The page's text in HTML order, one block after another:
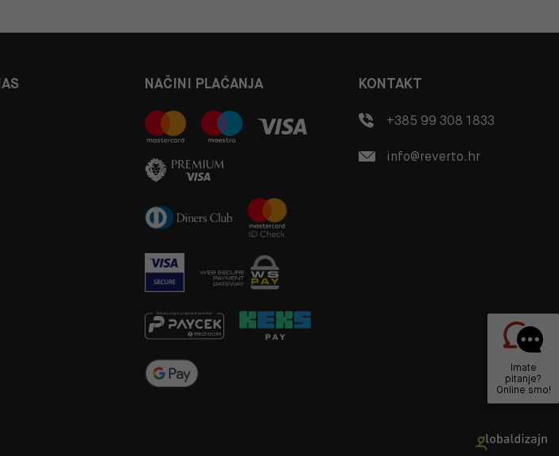
NAČINI PLAĆANJA KONTAKT
+385 99 308 1833
info@reverto.hr
Imate
pitanje?
Online smo!